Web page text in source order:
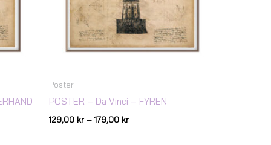
Poster
POSTER – Da Vinci – FYREN
129,00 kr – 179,00 kr